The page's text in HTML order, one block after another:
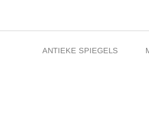
ANTIEKE SPIEGELS